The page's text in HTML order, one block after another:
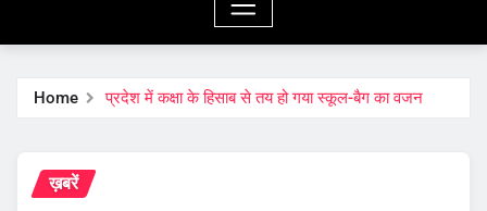
Home प्रदेश में कक्षा के हिसाब से तय हो गया स्कूल-बैग का वजन
ख़बरें